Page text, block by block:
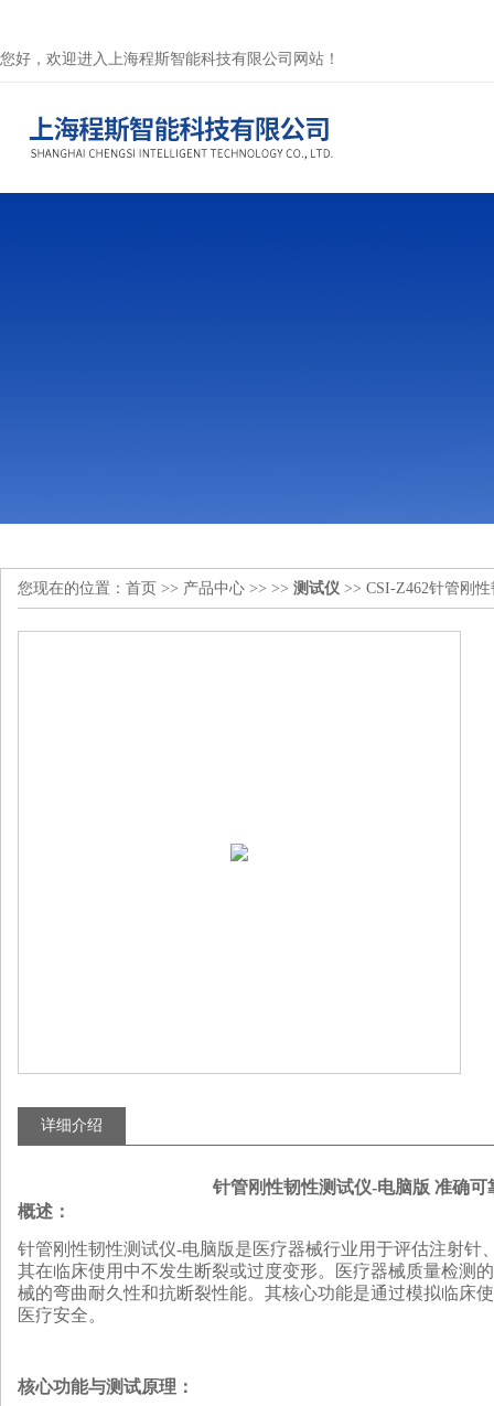
您好，欢迎进入上海程斯智能科技有限公司网站！
您现在的位置： 首页 >> 产品中心 >> >> 测试仪 >> CSI-Z462针管刚
详细介绍
针管刚性韧性测试仪-电脑版 准确可
概述：
针管刚性韧性测试仪-电脑版是医疗器械行业用于评估注射
其在临床使用中不发生断裂或过度变形。医疗器械质量检测
械的弯曲耐久性和抗断裂性能。其核心功能是通过模拟临床
医疗安全。
核心功能与测试原理 ：